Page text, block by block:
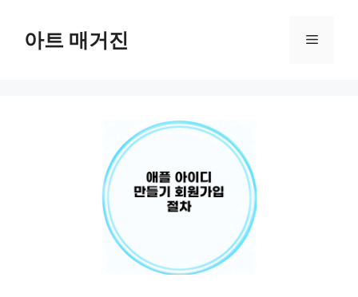
아트 매거진 메